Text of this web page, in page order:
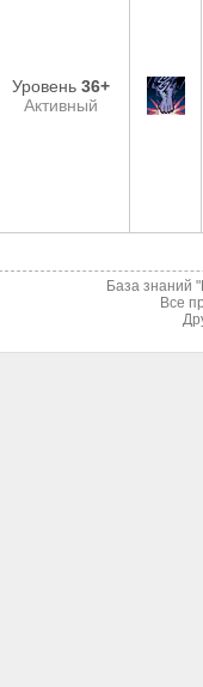
Уровень36+
Активный
База знаний
Все